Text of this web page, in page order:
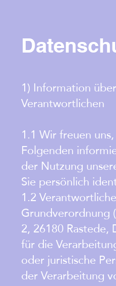
1) Information
Verantwortlichen
1.1 Wir freuen
Folgenden
der Nutzung
Sie persönlich
1.2
Grundverordnung
2, 26180 Rastede,
für die
oder juristische
der Verarbeitung